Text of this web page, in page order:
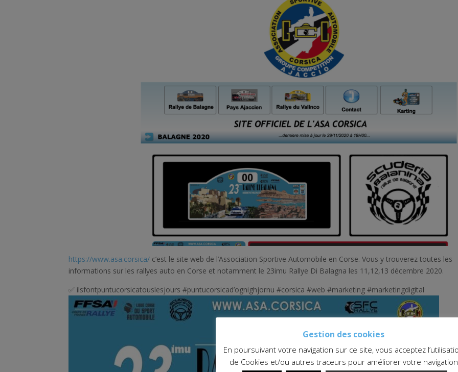
https://www.asa.corsica/ c’est le site web de l’Association Sportive Automobile en Corse. Vous y trouverez toutes les
informations sur les rallyes auto en Corse et notamment le 23imu Rallye Di Balagna les 11,12,13 décembre 2020.
✅ ilsfontpuntucorsicatouslesjours #puntucorsicad’ognighjornu #corsica #web #marketing #marketingdigital
Gestion des cookies
En poursuivant votre navigation sur ce site, vous acceptez
de Cookies et/ou autres traceurs pour améliorer votre navigation